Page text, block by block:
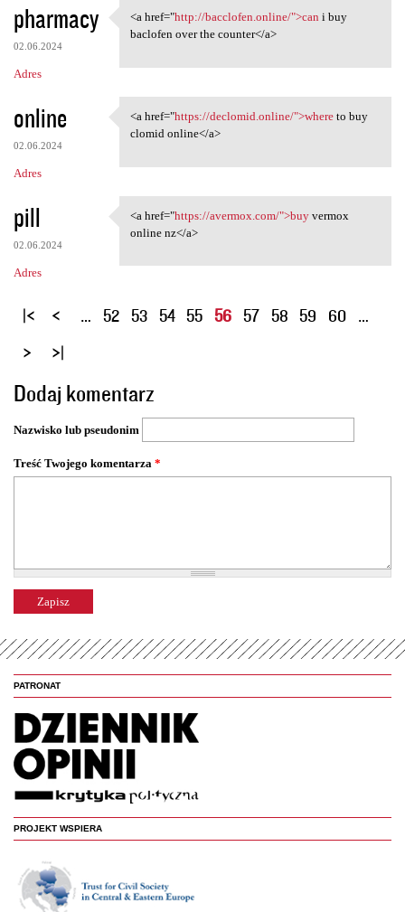
pharmacy
02.06.2024
Adres
<a href="http://bacclofen
<a href="http://bacclofen.online/">can i buy
baclofen over the counter</a>
online
02.06.2024
Adres
<a href="https://declomid
<a href="https://declomid.online/">whereto buy
clomid online</a>
pill
02.06.2024
Adres
<a href="https://avermox.com/
<a href="https://avermox.com/">buyvermox
online nz</a>
S
o
n
y
… 52 53 54 55 56 57 58 59 60 …
Dodaj komentarz
Nazwisko lub pseudonim
Treść Twojego komentarza *
PATRONAT
PROJEKT WSPIERA